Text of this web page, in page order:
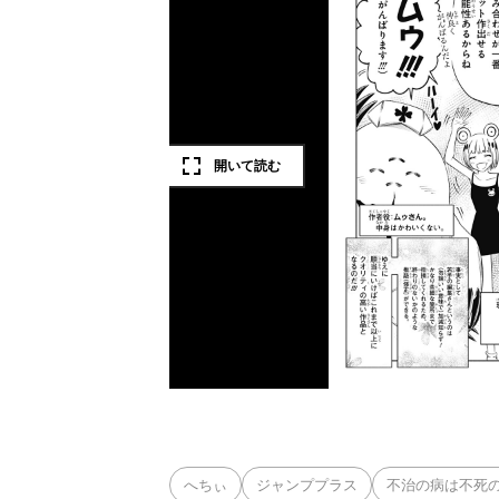
へちぃ ジャンププラス 不治の病は不死